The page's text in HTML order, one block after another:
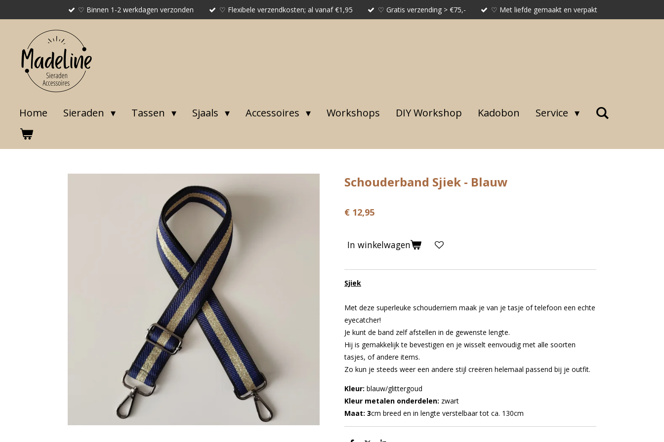
hoofdinhoud
♡ Binnen 1-2 werkdagen verzonden ♡ Flexibele verzendkosten; al vanaf €1,95 ♡ Gratis verzending > €75,- ♡ Met liefde gemaakt en verpakt
Home Sieraden Tassen Sjaals Accessoires Workshops DIY Workshop Kadobon Service
Schouderband Sjiek - Blauw
€ 12,95
In winkelwagen
Sjiek
Met deze superleuke schouderriem maak je van je tasje of telefoon een echte
eyecatcher!
Je kunt de band zelf afstellen in de gewenste lengte.
Hij is gemakkelijk te bevestigen en je wisselt eenvoudig met alle soorten
tasjes, of andere items.
Zo kun je steeds weer een andere stijl creëren helemaal passend bij je outfit.
Kleur: blauw/glittergoud
Kleur metalen onderdelen: zwart
Maat: 3cm breed en in lengte verstelbaar tot ca. 130cm